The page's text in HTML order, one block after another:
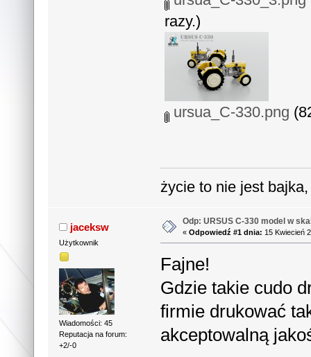
razy.)
ursua_C-330.png
życie to nie jest
jaceksw
Użytkownik
Wiadomości: 45
Reputacja na forum:
+2/-0
Odp: URSUS C-330 model w
«Odpowiedź #1 dnia: 15 Kwiecień
Fajne!
Gdzie takie cudo
firmie drukować
akceptowalną